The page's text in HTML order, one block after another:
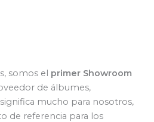
somos el primer Showroom
de álbumes,
mucho para nosotros,
de referencia para los